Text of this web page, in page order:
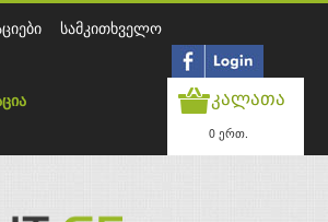
სამკითხველო
კალათა
0 ერთ.